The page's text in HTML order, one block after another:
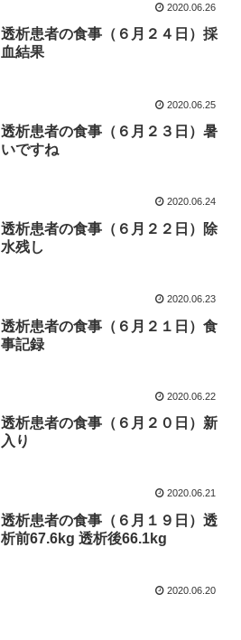
2020.06.26
透析患者の食事（６月２４日）採
血結果
2020.06.25
透析患者の食事（６月２３日）暑
いですね
2020.06.24
透析患者の食事（６月２２日）除
水残し
2020.06.23
透析患者の食事（６月２１日）食
事記録
2020.06.22
透析患者の食事（６月２０日）新
入り
2020.06.21
透析患者の食事（６月１９日）透
析前67.6kg 透析後66.1kg
2020.06.20